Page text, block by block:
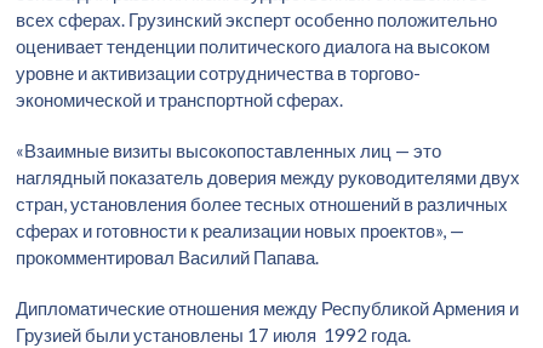
всех сферах. Грузинский эксперт особенно положительно
оценивает тенденции политического диалога на высоком
уровне и активизации сотрудничества в торгово-
экономической и транспортной сферах.
«Взаимные визиты высокопоставленных лиц — это
наглядный показатель доверия между руководителями двух
стран, установления более тесных отношений в различных
сферах и готовности к реализации новых проектов», —
прокомментировал Василий Папава.
Дипломатические отношения между Республикой Армения и
Грузией были установлены 17 июля 1992 года.